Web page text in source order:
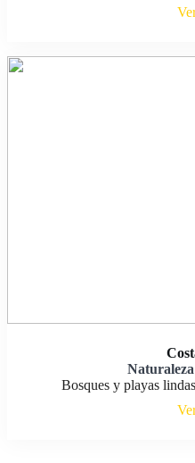
Bosques y playas